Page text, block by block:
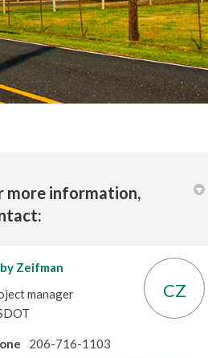
Trình Giao Thông
Trình Giao
Trình Giao
Chương Trình Giao
more information,
Zeifman
manager
CZ
206-716-1103